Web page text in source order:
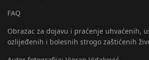
FAQ
Obrazac za dojavu i praćenje uhvaćenih,
ozlijeđenih i bolesnih strogo zaštićenih